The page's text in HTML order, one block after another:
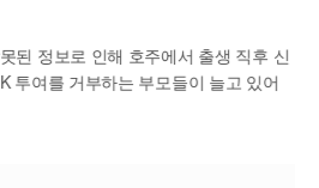
된 정보로 인해 호주에서 출생 직후 신
투여를 거부하는 부모들이 늘고 있어